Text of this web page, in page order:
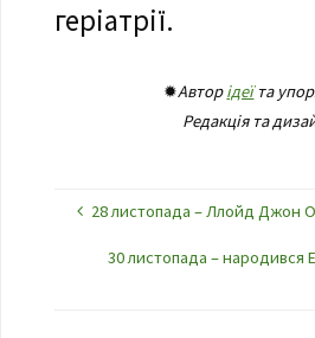
геріатрії.
✹Авторідеїта
Редакція та
28 листопада – Ллойд Джон
30 листопада – народився